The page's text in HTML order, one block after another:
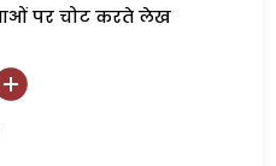
पर चोट करते लेख